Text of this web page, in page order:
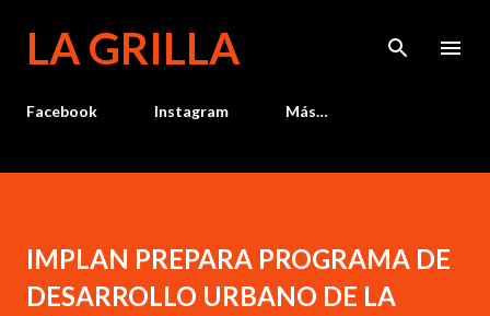
LA GRILLA
Facebook Instagram Más…
IMPLAN PREPARA PROGRAMA DE
DESARROLLO URBANO DE LA